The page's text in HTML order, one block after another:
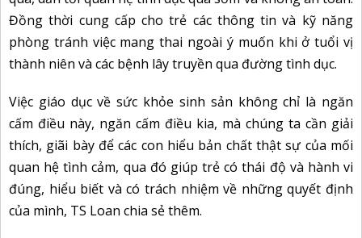
Đồng thời cung cấp cho trẻ các thông tin và kỹ năng
phòng tránh việc mang thai ngoài ý muốn khi ở tuổi vị
thành niên và các bệnh lây truyền qua đường tình dục.
Việc giáo dục về sức khỏe sinh sản không chỉ là ngăn
cấm điều này, ngăn cấm điều kia, mà chúng ta cần giải
thích, giãi bày để các con hiểu bản chất thật sự của mối
quan hệ tình cảm, qua đó giúp trẻ có thái độ và hành vi
đúng, hiểu biết và có trách nhiệm về những quyết định
của mình, TS Loan chia sẻ thêm.